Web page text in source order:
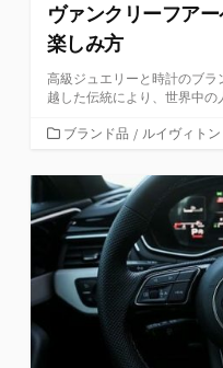
ヴァンクリーフア
楽しみ方
高級ジュエリーと時計のブ
越した伝統により、世界中の
カ
ゴ
ー
ブランド品 / ルイヴィトン